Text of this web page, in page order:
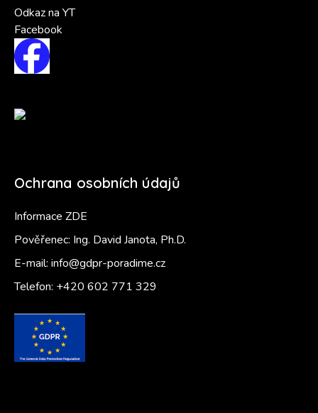
Odkaz na YT
Facebook
Ochrana osobních údajů
Informace ZDE
Pověřenec: Ing. David Janota, Ph.D.
E-mail: info@gdpr-poradime.cz
Telefon: +420 602 771 329